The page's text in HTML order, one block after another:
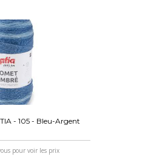
- 105 - Bleu-Argent
pour voir les prix